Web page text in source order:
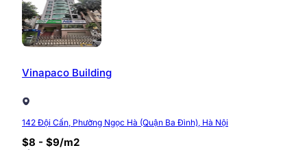
Vinapaco Building
142 Đội Cấn, Phường Ngọc Hà (Quận Ba Đình), Hà Nội
$8 - $9/m2